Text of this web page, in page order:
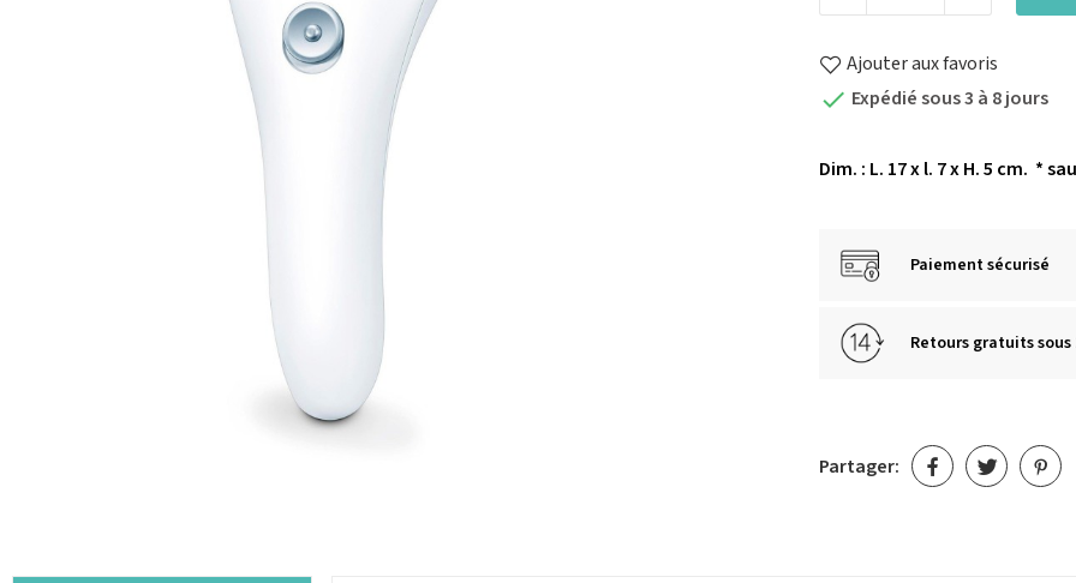
Ajouter aux favoris
 Expédié sous 3 à 8 jours
Dim. : L. 17 x l. 7 x H. 5 cm. *
Paiement sécurisé
Retours gratuits sous
Partager: